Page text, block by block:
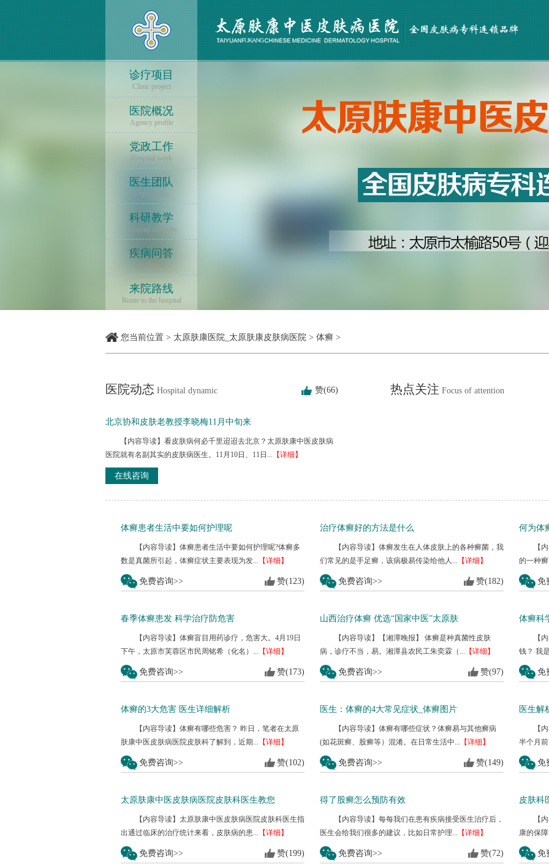
诊疗项目
Clinic project
医院概况
Agency profile
党政工作
Hospital work
医生团队
Expert team
科研教学
Hospital scientific
疾病问答
Q illness
来院路线
Route to the hospital
您当前位置 > 太原肤康医院_太原肤康皮肤病医院 > 体癣 >
医院动态 Hospital dynamic 赞(66)
北京协和皮肤老教授李晓梅11月中旬来
【内容导读】看皮肤病何必千里迢迢去北京？太原肤康中医皮肤病
医院就有名副其实的皮肤病医生。11月10日、11日... 【详细】
在线咨询
热点关注 Focus of attention
体癣患者生活中要如何护理呢
【内容导读】体癣患者生活中要如何护理呢?体癣多
数是真菌所引起，体癣症状主要表现为发... 【详细】
免费咨询>> 赞(123)
治疗体癣好的方法是什么
【内容导读】体癣发生在人体皮肤上的各种癣菌，我
们常见的是手足癣，该病极易传染给他人... 【详细】
免费咨询>> 赞(182)
何为体
【
的一种
免
春季体癣患发 科学治疗防危害
【内容导读】体癣盲目用药诊疗，危害大。4月19日
下午，太原市芙蓉区市民周铭希（化名）... 【详细】
免费咨询>> 赞(173)
山西治疗体癣 优选“国家中医”太原肤
【内容导读】【湘潭晚报】 体癣是种真菌性皮肤
病，诊疗不当，易。湘潭县农民工朱奕霖（... 【详细】
免费咨询>> 赞(97)
体癣科
【
钱？ 我
免
体癣的3大危害 医生详细解析
【内容导读】体癣有哪些危害？ 昨日，笔者在太原
肤康中医皮肤病医院皮肤科了解到，近期... 【详细】
免费咨询>> 赞(102)
医生：体癣的4大常见症状_体癣图片
【内容导读】体癣有哪些症状？体癣易与其他癣病
(如花斑癣、股癣等）混淆。在日常生活中... 【详细】
免费咨询>> 赞(149)
医生解
【
半个月
免
太原肤康中医皮肤病医院皮肤科医生教您
【内容导读】太原肤康中医皮肤病医院皮肤科医生指
出通过临床的治疗统计来看，皮肤病的患... 【详细】
免费咨询>> 赞(199)
得了股癣怎么预防有效
【内容导读】每每我们在患有疾病接受医生治疗后，
医生会给我们很多的建议，比如日常护理... 【详细】
免费咨询>> 赞(72)
皮肤科
【
康的保
免